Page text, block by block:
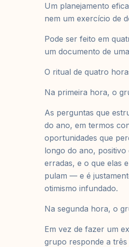
Um planejamento
nem um exercício de
Pode ser feito em
um documento de
O ritual de quatro
Na primeira hora, o
As perguntas que
do ano, em termos
oportunidades que
longo do ano,
erradas, e o que elas
pulam — e é
otimismo infundado.
Na segunda hora, o
Em vez de fazer um
grupo responde a